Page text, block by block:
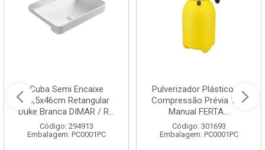
Cuba Semi Encaixe
58,5x46cm Retangular
Duke Branca DIMAR / R...
Código: 294913
Embalagem: PC0001PC
Pulverizador Plástico de
Compressão Prévia 1,5L
Manual FERTA...
Código: 301693
Embalagem: PC0001PC